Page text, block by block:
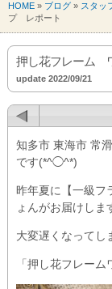
HOME » ブログ » スタッ
プ レポート
押し花フレーム
update 2022/09/21
知多市 東海市 常
です(*^◯^*)
昨年夏に【一級フ
ょんがお届けしま
大変遅くなってし
「押し花フレー